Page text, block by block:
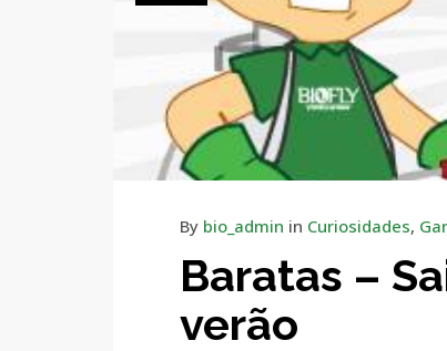
By bio_admin in Curiosidades,
Baratas –
verão